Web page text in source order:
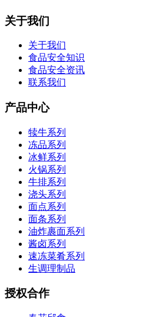
关于我们
关于我们
食品安全知识
食品安全资讯
联系我们
产品中心
犊牛系列
冻品系列
冰鲜系列
火锅系列
牛排系列
浇头系列
面点系列
面条系列
油炸裹面系列
酱卤系列
速冻菜肴系列
生调理制品
授权合作